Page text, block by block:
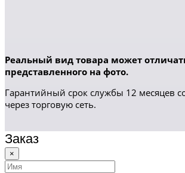
Реальный вид товара может
представленного на фото.
Гарантийный срок службы 12 месяцев
через торговую сеть.
Заказ
×